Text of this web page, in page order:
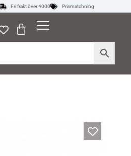
Fri frakt över 4000 Prismatchning